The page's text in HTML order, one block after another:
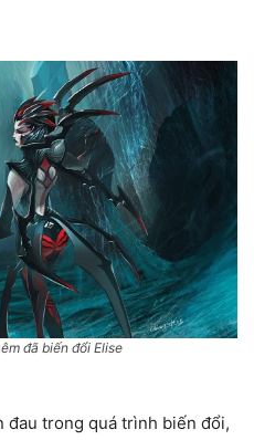
đã biến đổi Elise
đau trong quá trình biến đổi,